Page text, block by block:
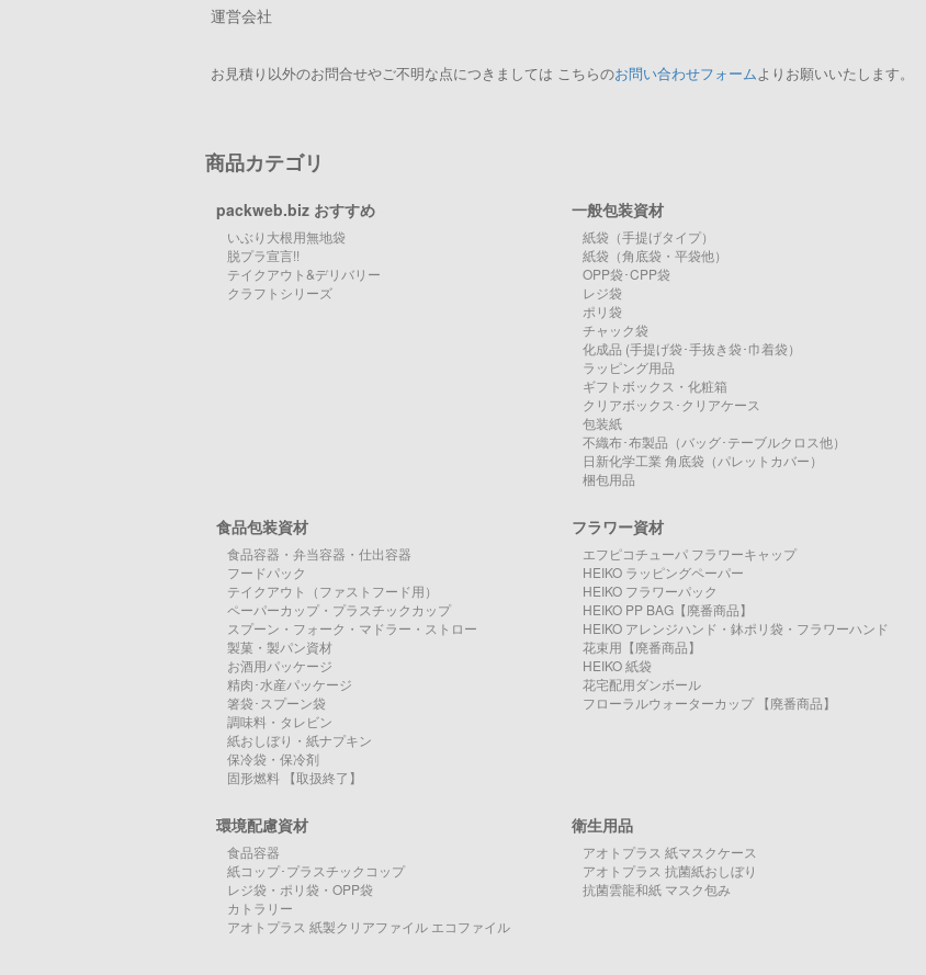
運営会社
お見積り以外のお問合せやご不明な点につきましては こちらのお問い合わせフォームよりお願いいたします。
商品カテゴリ
packweb.biz おすすめ
いぶり大根用無地袋
脱プラ宣言!!
テイクアウト&デリバリー
クラフトシリーズ
一般包装資材
紙袋（手提げタイプ）
紙袋（角底袋・平袋他）
OPP袋･CPP袋
レジ袋
ポリ袋
チャック袋
化成品 (手提げ袋･手抜き袋･巾着袋）
ラッピング用品
ギフトボックス・化粧箱
クリアボックス･クリアケース
包装紙
不織布･布製品（バッグ･テーブルクロス他）
日新化学工業 角底袋（パレットカバー）
梱包用品
食品包装資材
食品容器・弁当容器・仕出容器
フードパック
テイクアウト（ファストフード用）
ペーパーカップ・プラスチックカップ
スプーン・フォーク・マドラー・ストロー
製菓・製パン資材
お酒用パッケージ
精肉･水産パッケージ
箸袋･スプーン袋
調味料・タレビン
紙おしぼり・紙ナプキン
保冷袋・保冷剤
固形燃料 【取扱終了】
フラワー資材
エフピコチューパ フラワーキャップ
HEIKO ラッピングペーパー
HEIKO フラワーパック
HEIKO PP BAG【廃番商品】
HEIKO アレンジハンド・鉢ポリ袋・フラワーハンド
花束用【廃番商品】
HEIKO 紙袋
花宅配用ダンボール
フローラルウォーターカップ 【廃番商品】
環境配慮資材
食品容器
紙コップ･プラスチックコップ
レジ袋・ポリ袋・OPP袋
カトラリー
アオトプラス 紙製クリアファイル エコファイル
衛生用品
アオトプラス 紙マスクケース
アオトプラス 抗菌紙おしぼり
抗菌雲龍和紙 マスク包み